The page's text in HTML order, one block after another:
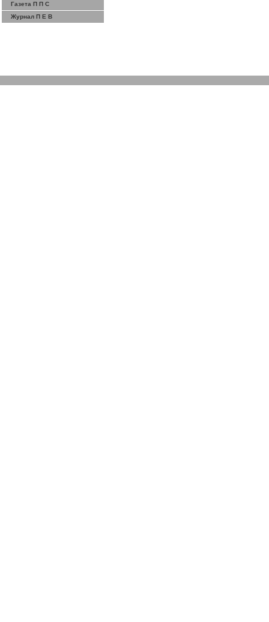
Газета П П С
Журнал П Е В